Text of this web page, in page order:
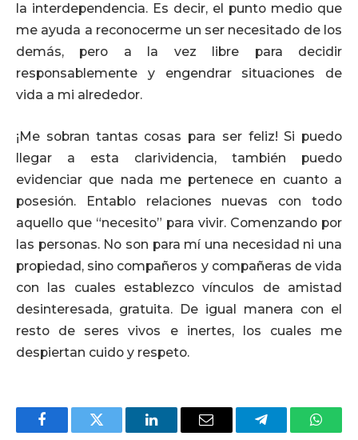
la interdependencia. Es decir, el punto medio que
me ayuda a reconocerme un ser necesitado de los
demás, pero a la vez libre para decidir
responsablemente y engendrar situaciones de
vida a mi alrededor.
¡Me sobran tantas cosas para ser feliz! Si puedo
llegar a esta clarividencia, también puedo
evidenciar que nada me pertenece en cuanto a
posesión. Entablo relaciones nuevas con todo
aquello que “necesito” para vivir. Comenzando por
las personas. No son para mí una necesidad ni una
propiedad, sino compañeros y compañeras de vida
con las cuales establezco vínculos de amistad
desinteresada, gratuita. De igual manera con el
resto de seres vivos e inertes, los cuales me
despiertan cuido y respeto.
FacebookTwitter LinkedInEmail Telegram